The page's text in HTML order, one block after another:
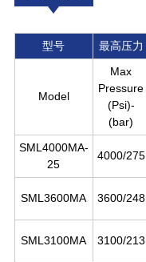
型号 最高压力
Model
Max
Pressure
(Psi)-
(bar)
SML4000MA-
25
4000/275
SML3600MA 3600/248
SML3100MA 3100/213